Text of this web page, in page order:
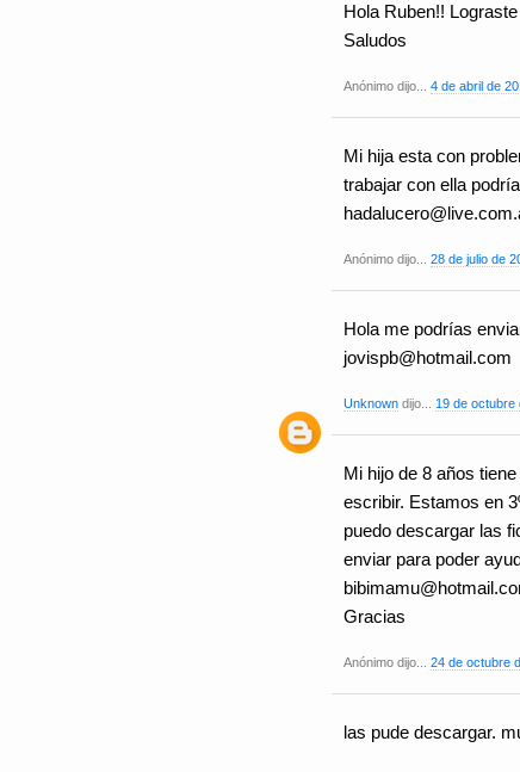
Hola Ruben!!
Saludos
Anónimo dijo... 4 de abril de
Mi hija esta con
trabajar con ella
Anónimo dijo... 28 de julio de
Hola me podrías
jovispb@hotmail.com
Unknown dijo... 19 de octubre
Mi hijo de 8 años
escribir. Estamos en
puedo descargar las
enviar para poder
Gracias
Anónimo dijo... 24 de octubre
las pude descargar.